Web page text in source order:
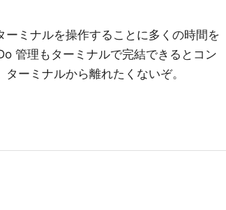
ミナルを操作することに多くの時間を
管理もターミナルで完結できるとコン
ーミナルから離れたくないぞ。